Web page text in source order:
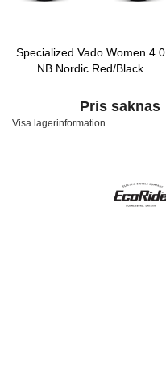
Specialized Vado Women 4.0
NB Nordic Red/Black
Pris saknas
Visa lagerinformation